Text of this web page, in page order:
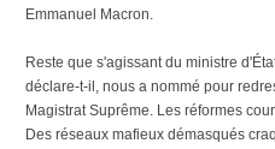
Emmanuel Macron.
Reste que s'agissant du ministre
déclare-t-il, nous a nommé pour
Magistrat Suprême. Les réformes
Des réseaux mafieux démasqués